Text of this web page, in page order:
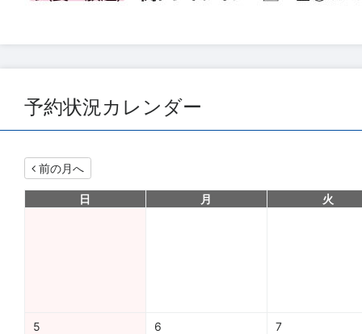
予約状況カレンダー
前の月へ
日 月 火
5 6 7